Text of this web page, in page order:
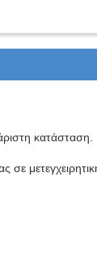
κατάσταση.